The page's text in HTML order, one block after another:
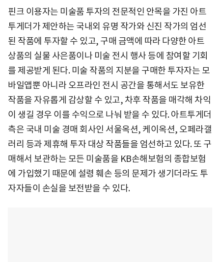
핀크 이용자는 미술품 투자의 전문적인 안목을 가진 아트
투게더가 제안하는 국내외 유명 작가와 신진 작가의 엄선
된 작품에 투자할 수 있고, 구매 금액에 따라 다양한 아트
상품의 실물 사은품이나 미술 전시 행사 등에 참여할 기회
를 제공받게 된다. 미술 작품의 지분을 구매한 투자자는 모
바일앱뿐 아니라 오프라인 전시 공간을 통해서도 보유한
작품을 자유롭게 감상할 수 있고, 차후 작품을 매각해 차익
이 생길 경우 이를 수익으로 나눠 받을 수 있다. 아트투게더
측은 국내 미술 경매 회사인 서울옥션, 케이옥션, 오페라갤
러리 등과 제휴해 투자 대상 작품들을 엄선하고 있다. 또 구
매해서 보관하는 모든 미술품을 KB손해보험의 종합보험
에 가입했기 때문에 설령 훼손 등의 문제가 생기더라도 투
자자들이 손실을 보전받을 수 있다.